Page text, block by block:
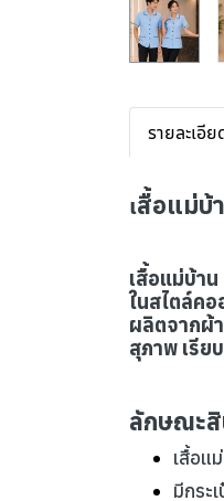
รายละเอี
เสื้อแม่บ้
เสื้อแม่บ้า
ในสไตล์ค
ผลิตจากผ้
สุภาพ เรีย
ลักษณะ
เสื้อแ
มีกระ